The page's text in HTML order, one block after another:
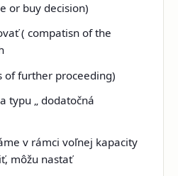
or buy decision)
(compatisn of the
of further proceeding)
typu „ dodatočná
v rámci voľnej kapacity
môžu nastať